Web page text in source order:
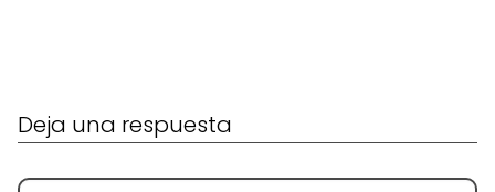
Deja una respuesta